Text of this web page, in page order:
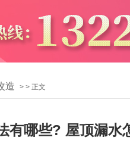
造 > > 正文
有哪些? 屋顶漏水